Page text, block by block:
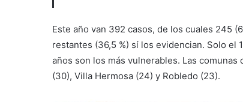
Este año van 392 casos, de los cuales 245
restantes (36,5 %) sí los evidencian. Solo el
años son los más vulnerables. Las
(30), Villa Hermosa (24) y Robledo (23).